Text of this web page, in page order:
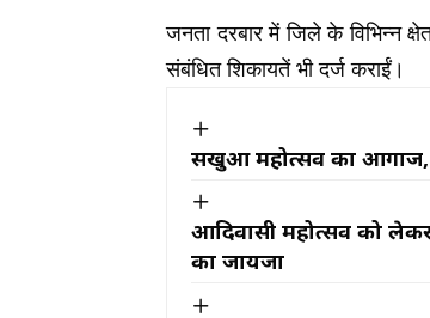
जनता दरबार में जिले के विभिन्न
संबंधित शिकायतें भी दर्ज कराईं।
सखुआ महोत्सव का आगाज,
आदिवासी महोत्सव को लेकर
का जायजा